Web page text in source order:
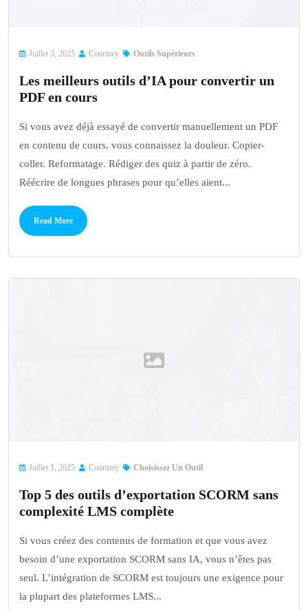
Juillet 3, 2025 Courtney Outils Supérieurs
Les meilleurs outils d’IA pour convertir un
PDF en cours
Si vous avez déjà essayé de convertir manuellement un PDF
en contenu de cours, vous connaissez la douleur. Copier-
coller. Reformatage. Rédiger des quiz à partir de zéro.
Réécrire de longues phrases pour qu’elles aient...
Read More
Juillet 1, 2025 Courtney Choisissez Un Outil
Top 5 des outils d’exportation SCORM sans
complexité LMS complète
Si vous créez des contenus de formation et que vous avez
besoin d’une exportation SCORM sans IA, vous n’êtes pas
seul. L’intégration de SCORM est toujours une exigence pour
la plupart des plateformes LMS...